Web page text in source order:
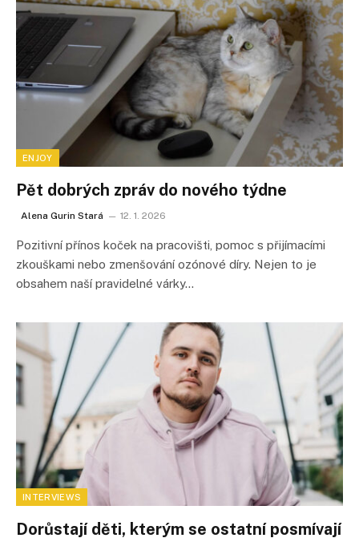
ENJOY
Pět dobrých zpráv do nového týdne
Alena Gurin Stará 12. 1. 2026
Pozitivní přínos koček na pracovišti, pomoc s přijímacími
zkouškami nebo zmenšování ozónové díry. Nejen to je
obsahem naší pravidelné várky…
INTERVIEWS
Dorůstají děti, kterým se ostatní posmívají